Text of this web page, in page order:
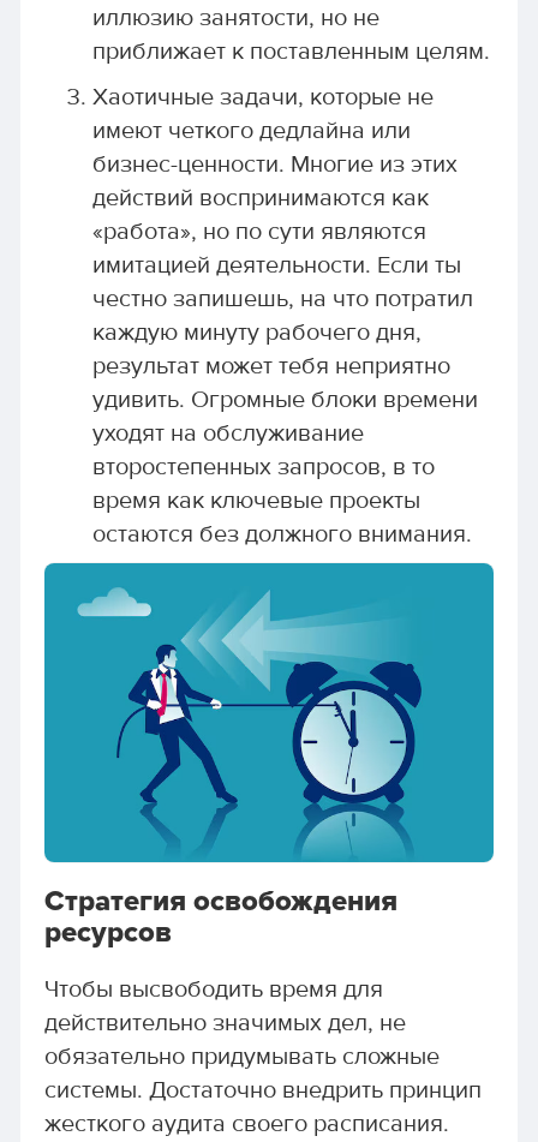
иллюзию занятости, но не
приближает к поставленным целям.
Хаотичные задачи, которые не
имеют четкого дедлайна или
бизнес-ценности. Многие из этих
действий воспринимаются как
«работа», но по сути являются
имитацией деятельности. Если ты
честно запишешь, на что потратил
каждую минуту рабочего дня,
результат может тебя неприятно
удивить. Огромные блоки времени
уходят на обслуживание
второстепенных запросов, в то
время как ключевые проекты
остаются без должного внимания.
Стратегия освобождения
ресурсов
Чтобы высвободить время для
действительно значимых дел, не
обязательно придумывать сложные
системы. Достаточно внедрить принцип
жесткого аудита своего расписания.